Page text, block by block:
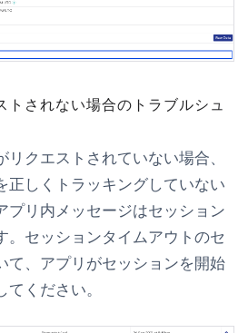
トされない場合のトラブルシュ
クエストされていない場合、
正しくトラッキングしていない
プリ内メッセージはセッション
。セッションタイムアウトのセ
て、アプリがセッションを開始
ください。